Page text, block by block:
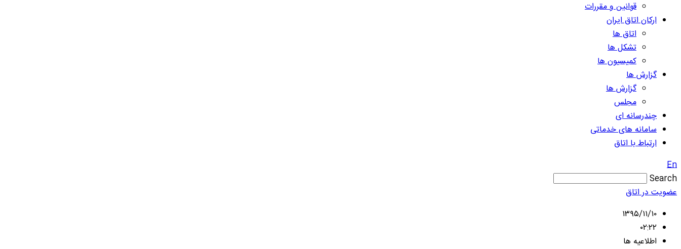
قوانین و مقررات
ارکان اتاق ایران
اتاق ها
تشکل ها
کمیسیون ها
گزارش ها
گزارش ها
مجلس
چندرسانه ای
سامانه های خدماتی
ارتباط با اتاق
En
Search
عضویت در اتاق
۱۳۹۵/۱۱/۱۰
۰۲:۲۲
اطلاعیه ها